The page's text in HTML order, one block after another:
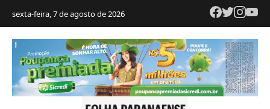
sexta-feira, 7 de agosto de 2026